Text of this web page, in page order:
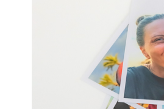
Выберите из списка:
15х15
15х20
20х20
20х30
30х30
30х40
Фото
в